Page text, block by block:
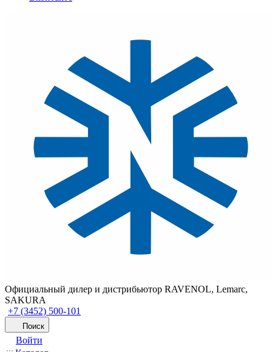
Официальный дилер и дистрибьютор RAVENOL, Lemarc,
SAKURA
+7 (3452) 500-101
Поиск
Войти